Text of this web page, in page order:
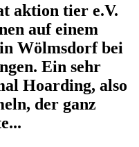
aktion tier e.V.
auf einem
Wölmsdorf bei
Ein sehr
Hoarding, also
der ganz